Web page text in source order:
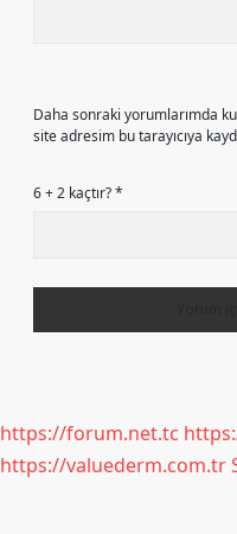
Daha sonraki yorumlarımda
site adresim bu tarayıcıya
6 + 2 kaçtır?*
https://forum.net.tc
https://valuederm.com.tr